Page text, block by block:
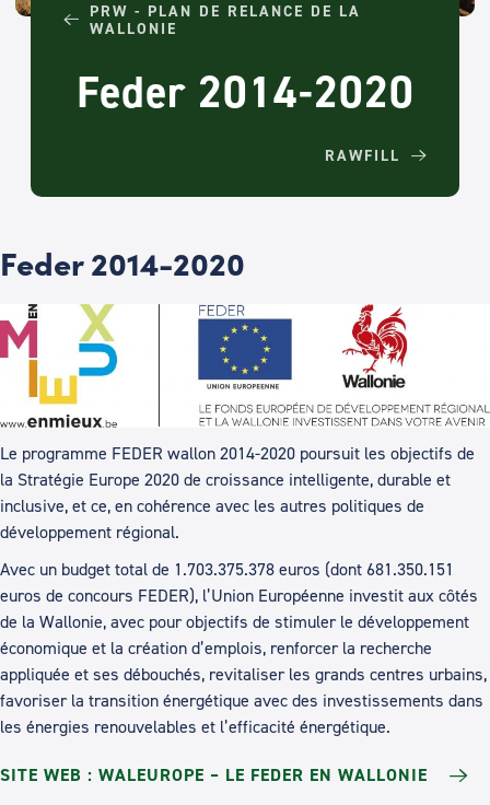
PRW - PLAN DE RELANCE DE LA
WALLONIE
Feder 2014-2020
RAWFILL
Feder 2014-2020
Le programme FEDER wallon 2014-2020 poursuit les objectifs de
la Stratégie Europe 2020 de croissance intelligente, durable et
inclusive, et ce, en cohérence avec les autres politiques de
développement régional.
Avec un budget total de 1.703.375.378 euros (dont 681.350.151
euros de concours FEDER), l’Union Européenne investit aux côtés
de la Wallonie, avec pour objectifs de stimuler le développement
économique et la création d’emplois, renforcer la recherche
appliquée et ses débouchés, revitaliser les grands centres urbains,
favoriser la transition énergétique avec des investissements dans
les énergies renouvelables et l’efficacité énergétique.
SITE WEB : WALEUROPE – LE FEDER EN WALLONIE